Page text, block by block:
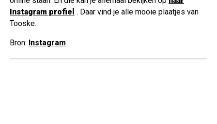
Instagram profiel . Daar vind je alle mooie plaatjes van
Tooske.
Bron: Instagram